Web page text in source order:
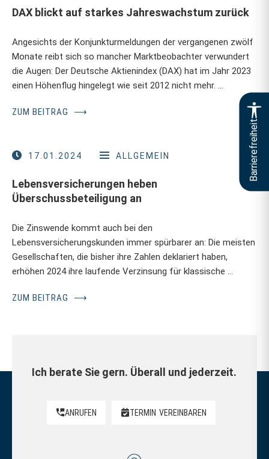
DAX blickt auf starkes Jahreswachstum zurück
Angesichts der Konjunkturmeldungen der vergangenen zwölf
Monate reibt sich so mancher Marktbeobachter verwundert
die Augen: Der Deutsche Aktienindex (DAX) hat im Jahr 2023
einen Höhenflug hingelegt wie seit 2012 nicht mehr. …
ZUM BEITRAG ⟶
17.01.2024 ALLGEMEIN
Lebensversicherungen heben
Überschussbeteiligung an
Die Zinswende kommt auch bei den
Lebensversicherungskunden immer spürbarer an: Die meisten
Gesellschaften, die bisher ihre Zahlen deklariert haben,
erhöhen 2024 ihre laufende Verzinsung für klassische …
ZUM BEITRAG ⟶
Ich berate Sie gern. Überall und jederzeit.
ANRUFEN TERMIN VEREINBAREN
Barrierefreiheit